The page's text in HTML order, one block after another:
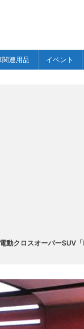
関連用品 イベント
動クロスオーバー